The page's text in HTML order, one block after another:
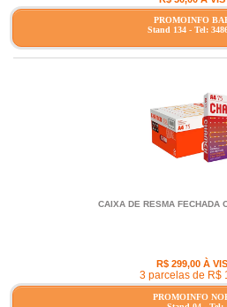
PROMOINFO
Stand 134 - Tel:
CAIXA DE RESMA FECHADA
R$ 299,00 À
3 parcelas de R$
PROMOINFO